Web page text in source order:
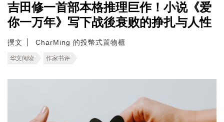
吉田修一首部本格推理巨作！小说《爱
你一万年》写下战後衰败的挣扎与人性
撰文 CharMing 的投幣式置物櫃
华文阅读 作家书评